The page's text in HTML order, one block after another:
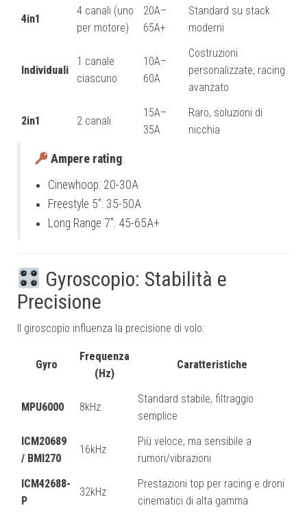
4in1
4 canali (uno
per motore)
20A–
65A+
Standard su stack
moderni
Individuali
1 canale
ciascuno
10A–
60A
Costruzioni
personalizzate, racing
avanzato
2in1 2 canali
15A–
35A
Raro, soluzioni di
nicchia
Ampere rating:
Cinewhoop: 20-30A
Freestyle 5”: 35-50A
Long Range 7”: 45-65A+
Gyroscopio: Stabilità e
Precisione
Il giroscopio influenza la precisione di volo:
Gyro
Frequenza
(Hz)
Caratteristiche
MPU6000 8kHz
Standard stabile, filtraggio
semplice
ICM20689
/ BMI270
16kHz
Più veloce, ma sensibile a
rumori/vibrazioni
ICM42688-
P
32kHz
Prestazioni top per racing e droni
cinematici di alta gamma